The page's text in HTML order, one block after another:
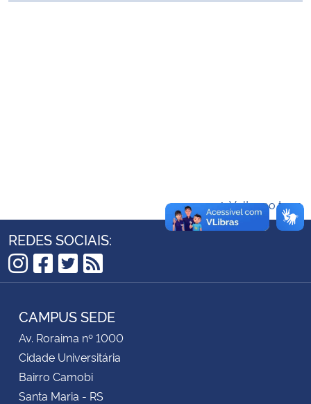
Controladoria-Geral da União
Secretaria-Geral
Secretaria de Governo
Voltar ao topo
REDES SOCIAIS:
Instagram
Facebook
Twitter
RSS
CAMPUS SEDE
Av. Roraima nº 1000
Cidade Universitária
Bairro Camobi
Santa Maria - RS